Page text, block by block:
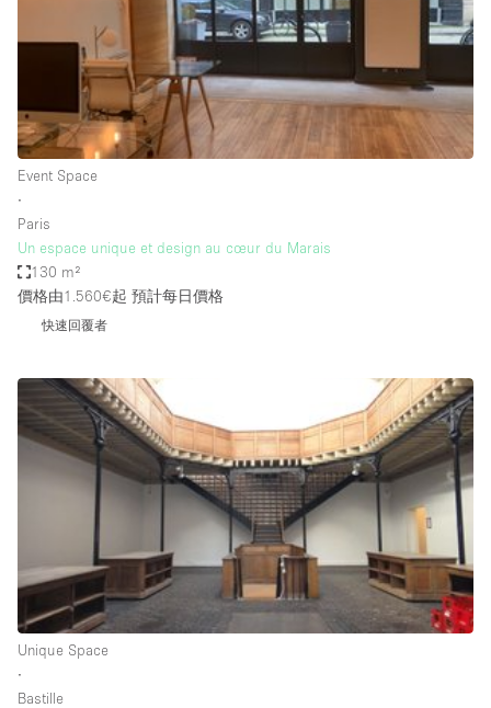
Container
Creative Space
Event Space
Fair / Festival
Hall
Mall Shop
Mansion / House
Meeting Space
Other
Photo / Filming Studio
Restaurant / Bar / Cafe
Salon
Shop Share
Stall / Market Stall
Event Space
∙
Paris
Un espace unique et design au cœur du Marais
130 m²
價格由1.560€起 預計每日價格
快速回覆者
Unique Space
∙
Bastille